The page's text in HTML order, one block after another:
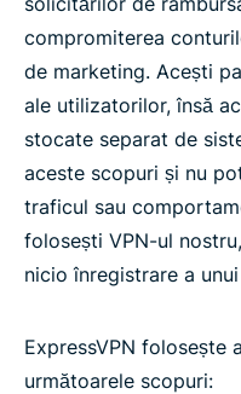
compromiterea
de marketing. Acești
ale utilizatorilor, însă
stocate separat de
aceste scopuri și nu
traficul sau
folosești VPN-ul
nicio înregistrare a
ExpressVPN folosește
următoarele scopuri: